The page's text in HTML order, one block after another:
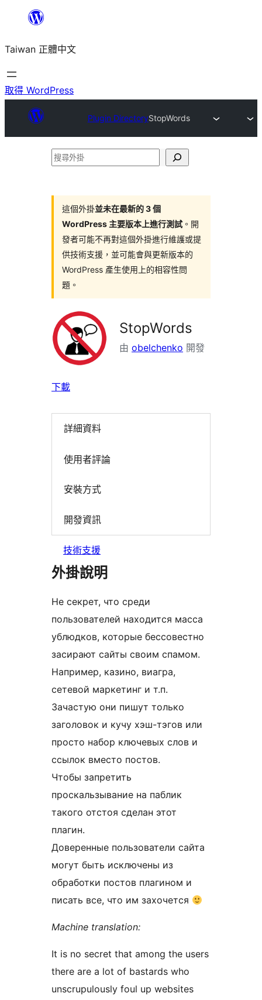
主
要
內
Taiwan 正體中文
取得 WordPress
Plugin DirectoryStopWords
搜
這個外掛並未在最新的 3 個
WordPress 主要版本上進行測試 。開
發者可能不再對這個外掛進行維護或提
供技術支援，並可能會與更新版本的
WordPress 產生使用上的相容性問
題。
StopWords
由 obelchenko 開發
下載
詳細資料
使用者評論
安裝方式
開發資訊
技術支援
外掛說明
Не секрет, что среди
пользователей находится масса
ублюдков, которые бессовестно
засирают сайты своим спамом.
Например, казино, виагра,
сетевой маркетинг и т.п.
Зачастую они пишут только
заголовок и кучу хэш-тэгов или
просто набор ключевых слов и
ссылок вместо постов.
Чтобы запретить
проскальзывание на паблик
такого отстоя сделан этот
плагин.
Доверенные пользователи сайта
могут быть исключены из
обработки постов плагином и
писать все, что им захочется
Machine translation:
It is no secret that among the users
there are a lot of bastards who
unscrupulously foul up websites